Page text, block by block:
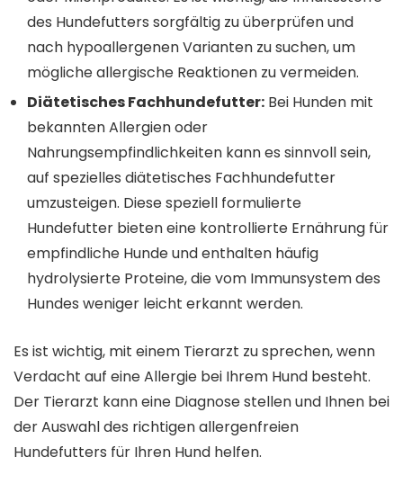
des Hundefutters sorgfältig zu überprüfen und
nach hypoallergenen Varianten zu suchen, um
mögliche allergische Reaktionen zu vermeiden.
Diätetisches Fachhundefutter: Bei Hunden mit
bekannten Allergien oder
Nahrungsempfindlichkeiten kann es sinnvoll sein,
auf spezielles diätetisches Fachhundefutter
umzusteigen. Diese speziell formulierte
Hundefutter bieten eine kontrollierte Ernährung für
empfindliche Hunde und enthalten häufig
hydrolysierte Proteine, die vom Immunsystem des
Hundes weniger leicht erkannt werden.
Es ist wichtig, mit einem Tierarzt zu sprechen, wenn
Verdacht auf eine Allergie bei Ihrem Hund besteht.
Der Tierarzt kann eine Diagnose stellen und Ihnen bei
der Auswahl des richtigen allergenfreien
Hundefutters für Ihren Hund helfen.